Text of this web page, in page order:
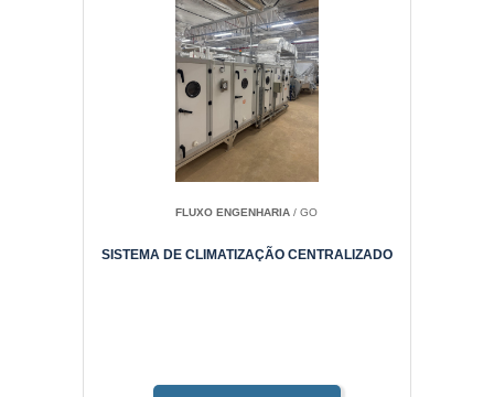
FLUXO ENGENHARIA / GO
SISTEMA DE CLIMATIZAÇÃO CENTRALIZADO